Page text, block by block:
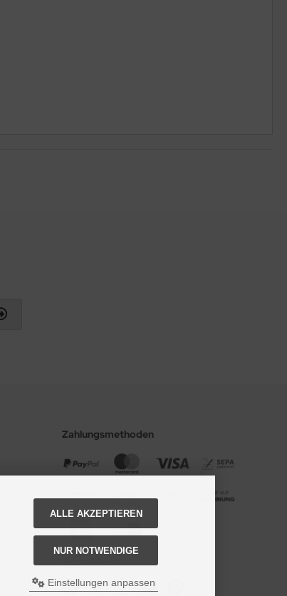
Zahlungsmethoden
ALLE AKZEPTIEREN
NUR NOTWENDIGE
Einstellungen anpassen